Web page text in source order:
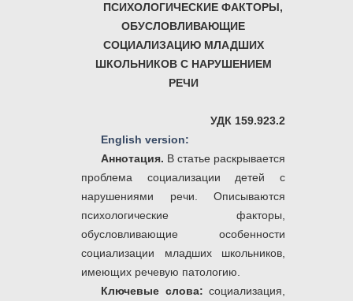
ПСИХОЛОГИЧЕСКИЕ ФАКТОРЫ,
ОБУСЛОВЛИВАЮЩИЕ
СОЦИАЛИЗАЦИЮ МЛАДШИХ
ШКОЛЬНИКОВ С НАРУШЕНИЕМ
РЕЧИ
УДК 159.923.2
English version:
Аннотация. В статье раскрывается
проблема социализации детей с
нарушениями речи. Описываются
психологические факторы,
обусловливающие особенности
социализации младших школьников,
имеющих речевую патологию.
Ключевые слова: социализация,